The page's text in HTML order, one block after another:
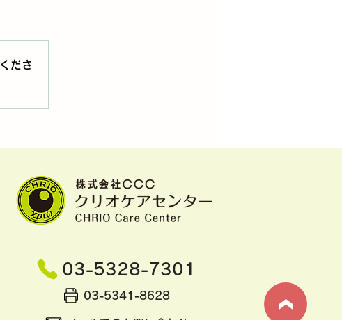
ヘルパーが思うこと②：認知
ださ
03-5328-7301
03-5341-8628